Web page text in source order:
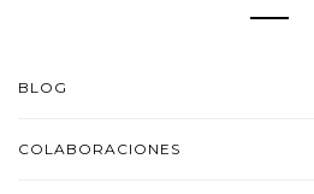
BLOG
COLABORACIONES